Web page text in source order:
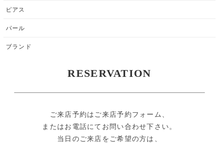
ピアス
パール
ブランド
RESERVATION
ご来店予約はご来店予約フォーム、
またはお電話にてお問い合わせ下さい。
当日のご来店をご希望の方は、